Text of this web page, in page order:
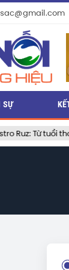
Từ tuổi thơ
SỰ